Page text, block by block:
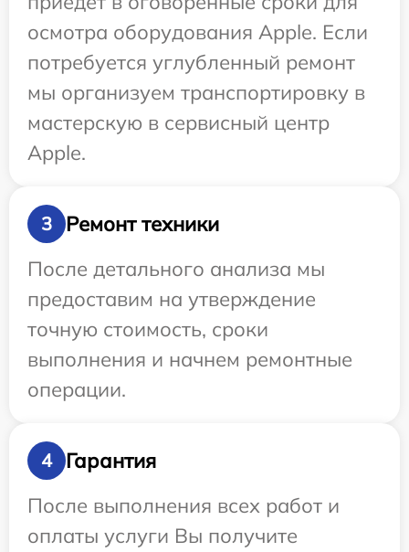
осмотра оборудования Apple. Если
потребуется углубленный ремонт
мы организуем транспортировку в
мастерскую в сервисный центр
Apple.
3
Ремонт техники
После детального анализа мы
предоставим на утверждение
точную стоимость, сроки
выполнения и начнем ремонтные
операции.
4
Гарантия
После выполнения всех работ и
оплаты услуги Вы получите